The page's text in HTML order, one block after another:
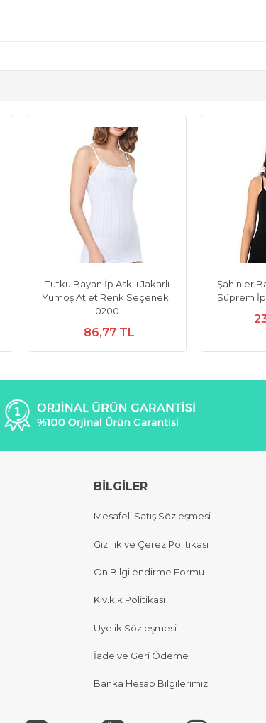
Tutku Bayan İp Askılı Jakarlı
Yumoş Atlet Renk Seçenekli
0200
86,77 TL
Şahinler
Süprem İp
BİLGİLER
Mesafeli Satış Sözleşmesi
Gizlilik ve Çerez Politikası
Ön Bilgilendirme Formu
K.v.k.k Politikası
Üyelik Sözleşmesi
İade ve Geri Ödeme
Banka Hesap Bilgilerimiz